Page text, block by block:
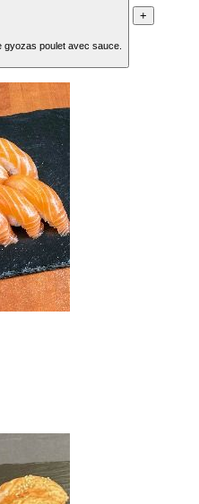
gyozas poulet avec sauce.
+